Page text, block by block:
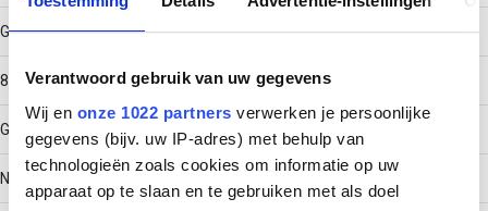
Verantwoord gebruik van uw gegevens
Wij en onze 1022 partners verwerken je persoonlijke
gegevens (bijv. uw IP-adres) met behulp van
technologieën zoals cookies om informatie op uw
apparaat op te slaan en te gebruiken met als doel
Geschikt voor schroefdiameter
8 - 8
Geschikt voor gasbeton
Nee